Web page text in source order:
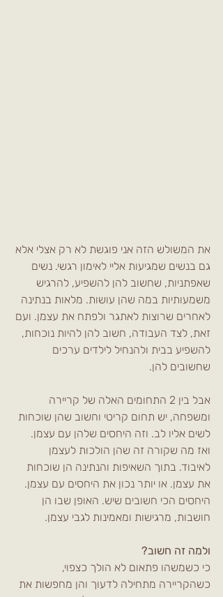
את המשולש הזה אני פוגשת לא רק אצלי אלא
גם בנשים שמגיעות אליי לאימון רגשי. נשים
שאפתניות, שחשוב להן להשפיע, להרגיש
משמעותיות במה שהן עושות. מלאות בנתינה
לאחרים שרוצות לאתגר ולפתח את עצמן. ועם
זאת, לצד העבודה, חשוב להן להיות נוכחות,
להשפיע בבית ולהנחיל לילדים ערכים
שחשובים להן.
אבל בין 2 התחומים האלה של קריירה
ומשפחה, יש תחום קריטי וחשוב שהן שוכחות
לשים אליו לב. וזה היחסים שלהן עם עצמן.
ואז מה שקורה זה שהן הולכות לעצמן
לאיבוד. בתוך השאיפות והנתינה הן שוכחות
את עצמן. או יותר נכון את היחסים עם עצמן.
היחסים הכי חשובים שיש. האופן שבו הן
חושבות, מרגישות ומאמינות לגבי עצמן.
ולמה זה חשוב?
כי כשמשהו פתאום לא הולך כצפוי,
כשהקריירה מתחילה לדעוך והן מחפשות את